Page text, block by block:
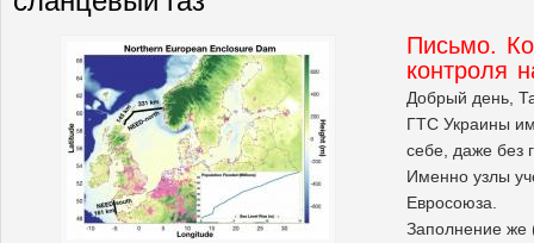
Письмо.
контроля
Добрый день,
ГТС Украины
себе, даже без
Именно узлы
Евросоюза.
Заполнение же